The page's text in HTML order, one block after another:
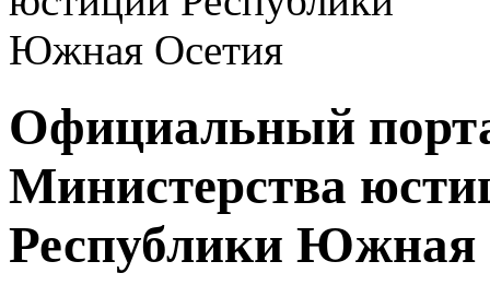
Официальный
Министерства
Республики Южная